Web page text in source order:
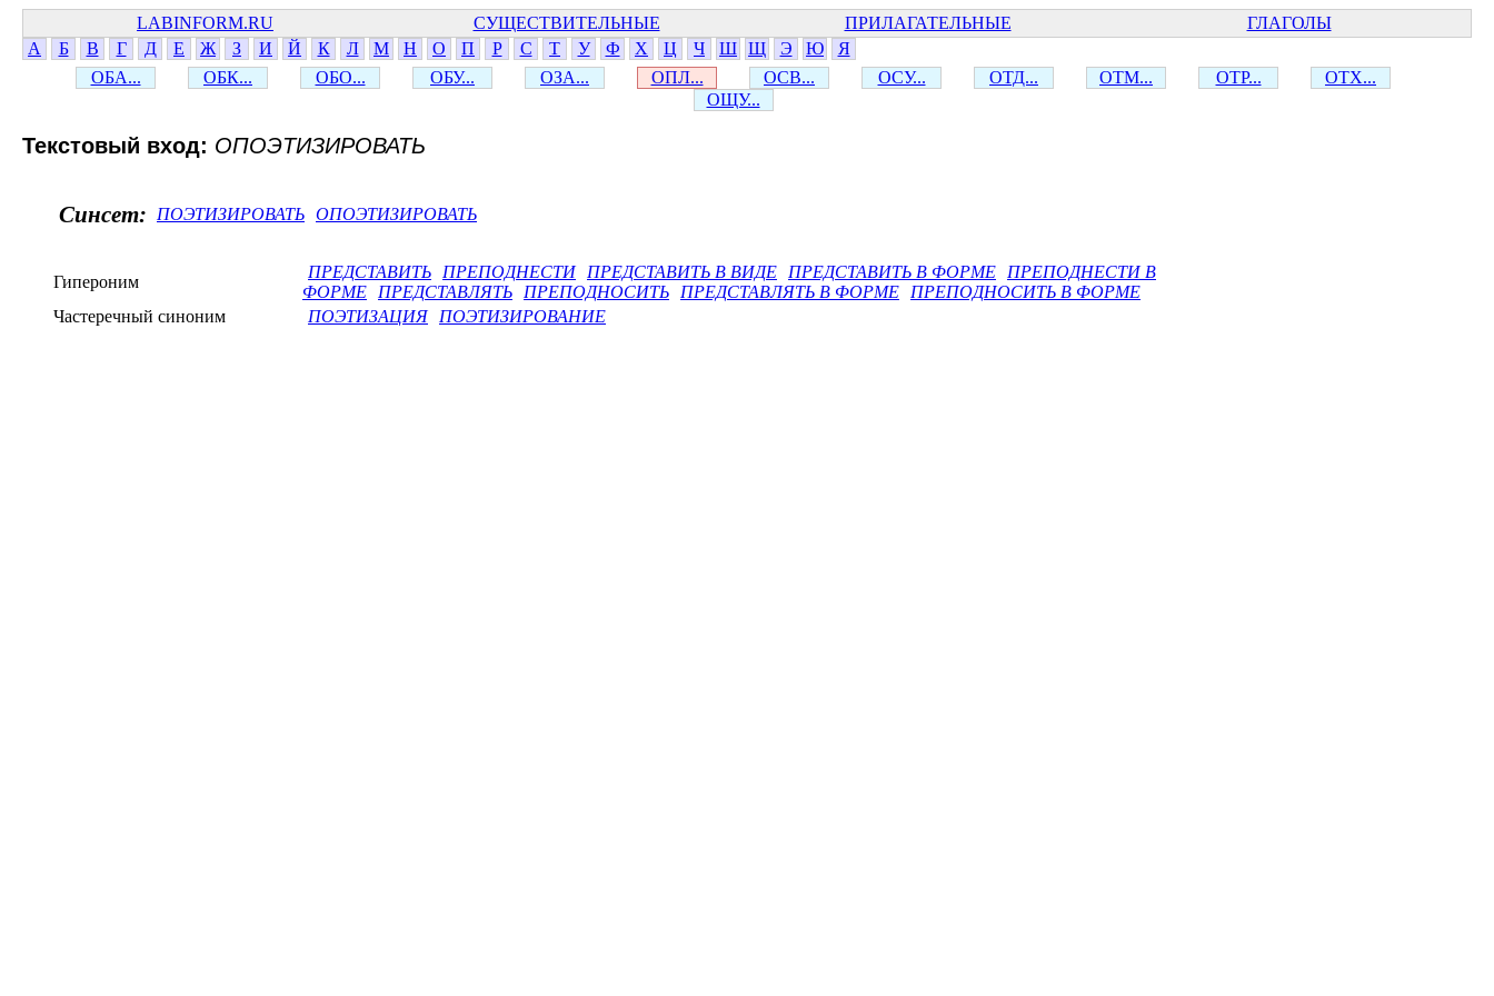
LABINFORM.RU СУЩЕСТВИТЕЛЬНЫЕ ПРИЛАГАТЕЛЬНЫЕ
ГЛАГОЛЫ
А
Б В Г Д Е Ж З И Й К Л М Н О П Р С Т У Ф Х Ц Ч Ш Щ Э Ю
Я
ОБА...
ОБК... ОБО... ОБУ... ОЗА... ОПЛ... ОСВ... ОСУ... ОТД... ОТМ... ОТР...
ОТХ...
ОЩУ...
Текстовый вход: ОПОЭТИЗИРОВАТЬ
Синсет: ПОЭТИЗИРОВАТЬ ОПОЭТИЗИРОВАТЬ
Гипероним
ПРЕДСТАВИТЬ ПРЕПОДНЕСТИ ПРЕДСТАВИТЬ В ВИДЕ ПРЕДСТАВИТЬ В ФОРМЕ
ПРЕПОДНЕСТИ В
ФОРМЕ
ПРЕДСТАВЛЯТЬ ПРЕПОДНОСИТЬ ПРЕДСТАВЛЯТЬ В ФОРМЕ
ПРЕПОДНОСИТЬ В ФОРМЕ
Частеречный синоним
ПОЭТИЗАЦИЯ ПОЭТИЗИРОВАНИЕ